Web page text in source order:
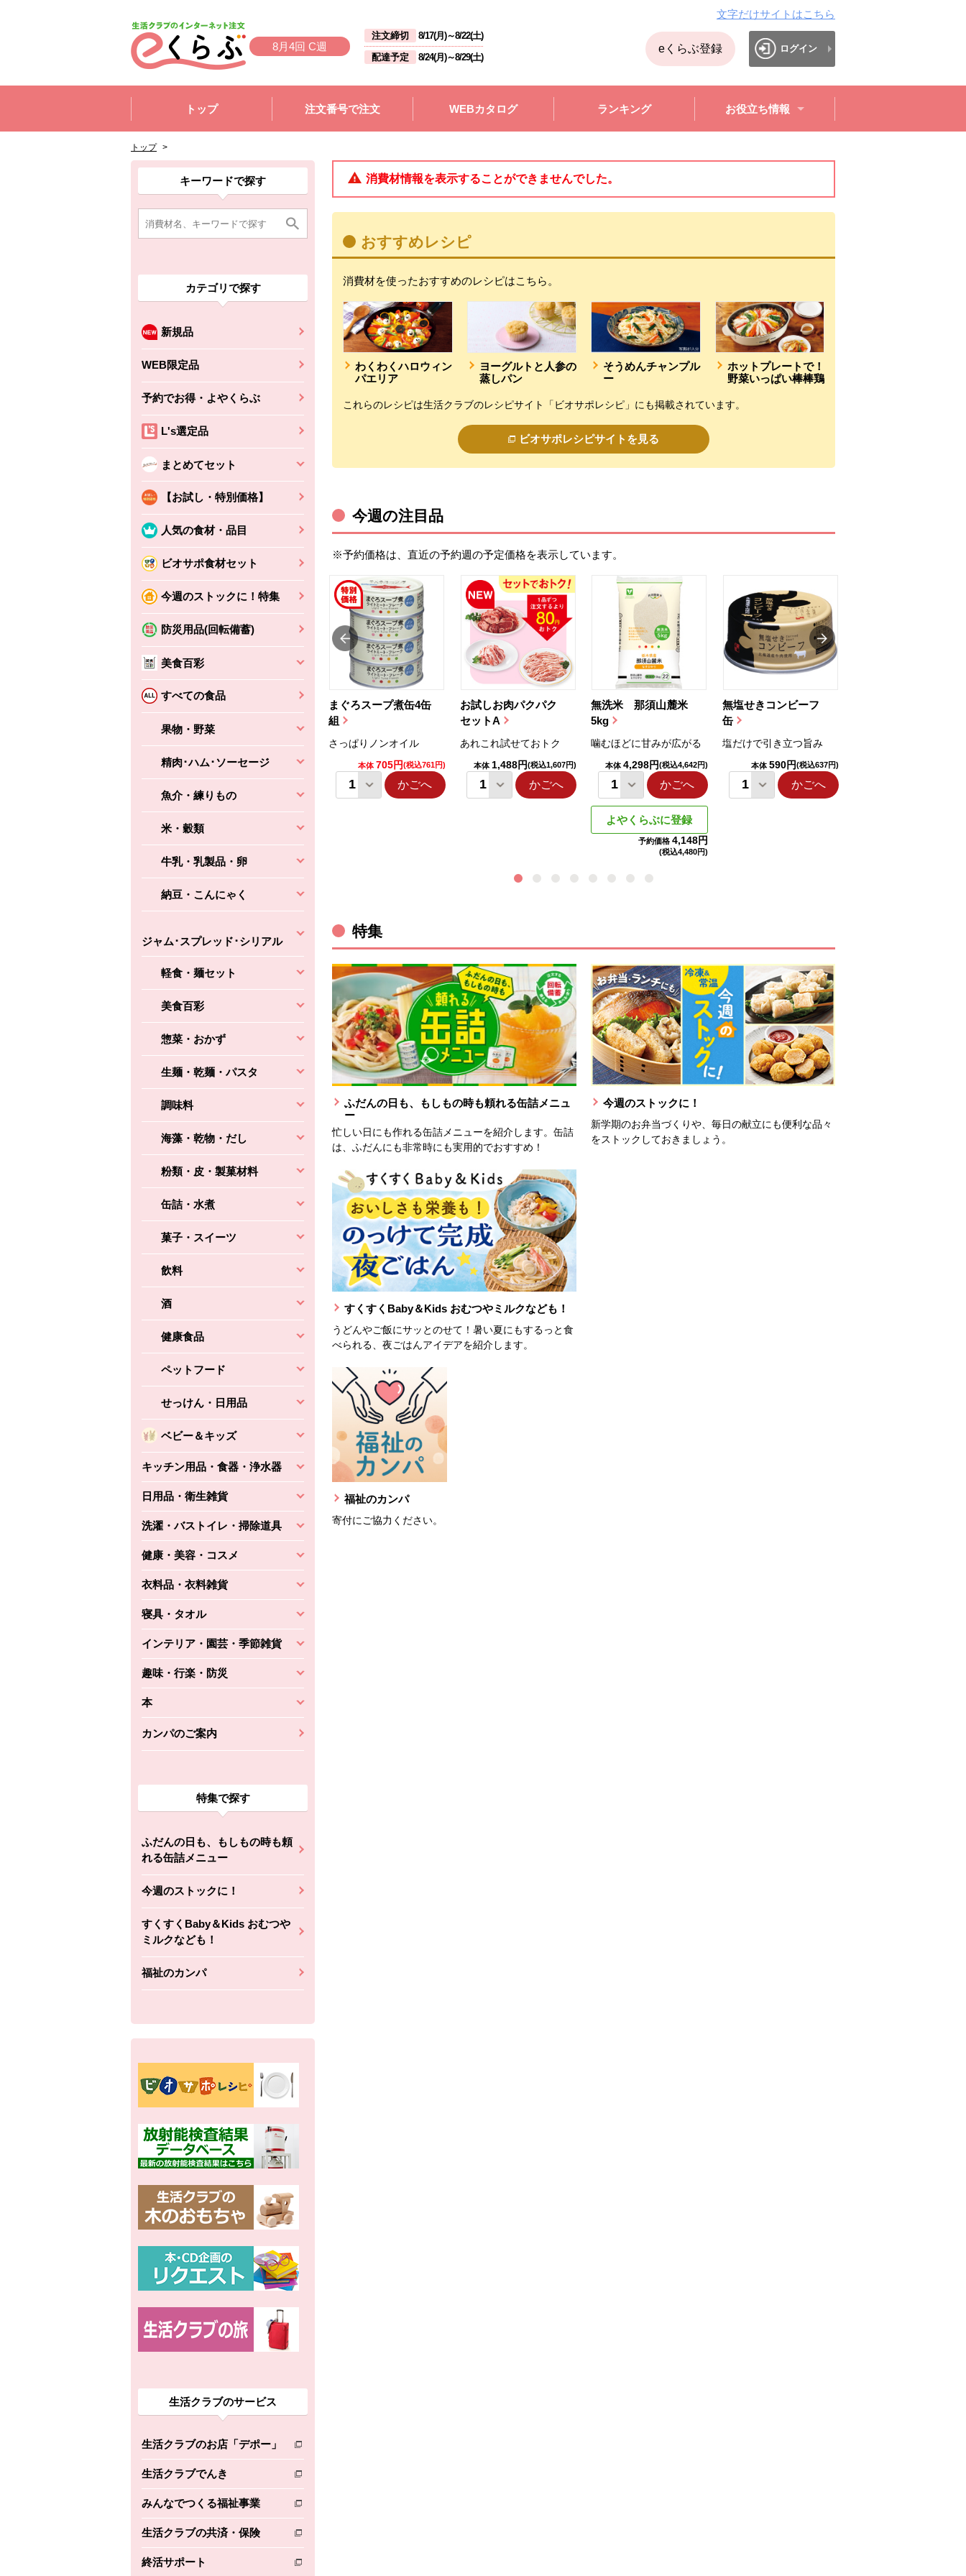
8月4回 C週
注文締切 8/17(月)～8/22(土)
配達予定
8/24(月)～8/29(土)
文字だけサイトはこちら
eくらぶ登録 ログイン
トップ
注文番号で注文 WEBカタログ ランキング お役立ち情報
トップ >
ここから消費材検索メニューです。
キーワードで探す
カテゴリで探す
新規品
WEB限定品
予約でお得・よやくらぶ
L's選定品
まとめてセット
【お試し・特別価格】
人気の食材・品目
ビオサポ食材セット
今週のストックに！特集
防災用品(回転備蓄)
美食百彩
すべての食品
果物・野菜
精肉･ハム･ソーセージ
魚介・練りもの
米・穀類
牛乳・乳製品・卵
納豆・こんにゃく
ジャム･スプレッド･シリアル
軽食・麺セット
美食百彩
惣菜・おかず
生麺・乾麺・パスタ
調味料
海藻・乾物・だし
粉類・皮・製菓材料
缶詰・水煮
菓子・スイーツ
飲料
酒
健康食品
ペットフード
せっけん・日用品
ベビー＆キッズ
キッチン用品・食器・浄水器
日用品・衛生雑貨
洗濯・バストイレ・掃除道具
健康・美容・コスメ
衣料品・衣料雑貨
寝具・タオル
インテリア・園芸・季節雑貨
趣味・行楽・防災
本
カンパのご案内
特集で探す
ふだんの日も、もしもの時も頼
れる缶詰メニュー
今週のストックに！
すくすくBaby＆Kids おむつや
ミルクなども！
福祉のカンパ
消費材検索メニューここまで。
ここから本文です。
ここから組合員向けメニューです。
生活クラブのサービス
生活クラブのお店「デポー」
別のウィンドウで開きます。
生活クラブでんき
別のウィンドウで開きます。
みんなでつくる福祉事業
別のウィンドウで開きます。
生活クラブの共済・保険
別のウィンドウで開きます。
終活サポート
別のウィンドウで開きます。
組合員向けメニューここまで。
ここから本文です。
消費材情報を表示することができませんでした。
おすすめレシピ
消費材を使ったおすすめのレシピはこちら。
わくわくハロウィン
パエリア
ヨーグルトと人参の
蒸しパン
そうめんチャンプル
ー
ホットプレートで！
野菜いっぱい棒棒鶏
これらのレシピは生活クラブのレシピサイト「ビオサポレシピ」にも掲載されています。
ビオサポレシピサイトを見る
今週の注目品
※予約価格は、直近の予約週の予定価格を表示しています。
まぐろスープ煮缶4缶
組
さっぱりノンオイル
本体 705円(税込761円)
かごへ
お試しお肉パクパク
セットA
あれこれ試せておトク
本体 1,488円(税込1,607円)
かごへ
無洗米 那須山麓米
5kg
噛むほどに甘みが広がる
本体 4,298円(税込4,642円)
かごへ
よやくらぶに登録
予約価格 4,148円
(税込4,480円)
無塩せきコンビーフ
缶
塩だけで引き立つ旨み
本体 590円(税込637円)
かごへ
ちょこっと揚げ（香
えびの風味がぶわっ！
(税込356円)
バルサミコ
コク深くフルーティー
2,160円
特集
ふだんの日も、もしもの時も頼れる缶詰メニュ
ー
忙しい日にも作れる缶詰メニューを紹介します。缶詰
は、ふだんにも非常時にも実用的でおすすめ！
今週のストックに！
新学期のお弁当づくりや、毎日の献立にも便利な品々
をストックしておきましょう。
すくすくBaby＆Kids おむつやミルクなども！
うどんやご飯にサッとのせて！暑い夏にもするっと食
べられる、夜ごはんアイデアを紹介します。
福祉のカンパ
寄付にご協力ください。